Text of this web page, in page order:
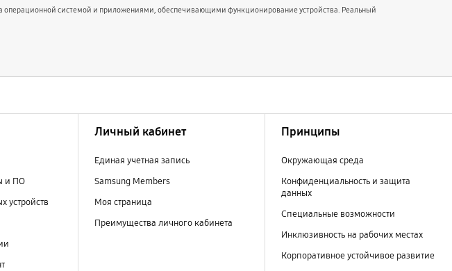
операционной системой и приложениями, обеспечивающими функционирование устройства. Реальный
и ПО
устройств
Личный кабинет
Единая учетная запись
Samsung Members
Моя страница
Преимущества личного кабинета
Принципы
Окружающая среда
Конфиденциальность и защита
данных
Специальные возможности
Инклюзивность на рабочих местах
Корпоративное устойчивое развитие